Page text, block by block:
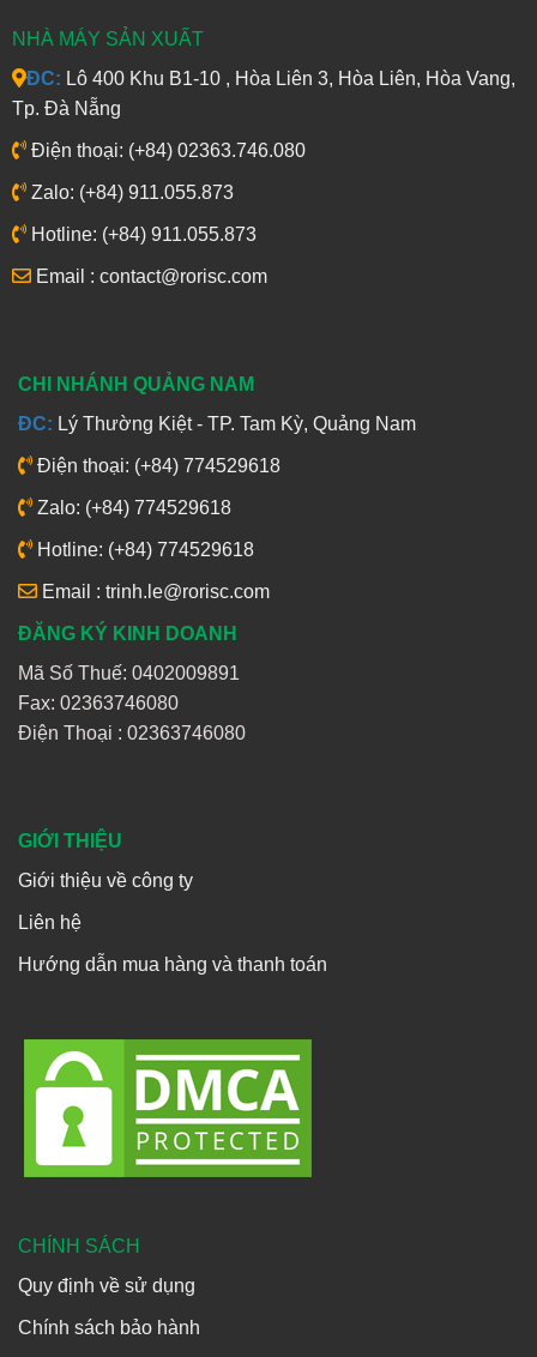
NHÀ MÁY SẢN XUẤT
ĐC: Lô 400 Khu B1-10 , Hòa Liên 3, Hòa Liên, Hòa Vang,
Tp. Đà Nẵng
Điện thoại: (+84) 02363.746.080
Zalo: (+84) 911.055.873
Hotline: (+84) 911.055.873
Email : contact@rorisc.com
CHI NHÁNH QUẢNG NAM
ĐC: Lý Thường Kiệt - TP. Tam Kỳ, Quảng Nam
Điện thoại: (+84) 774529618
Zalo: (+84) 774529618
Hotline: (+84) 774529618
Email : trinh.le@rorisc.com
ĐĂNG KÝ KINH DOANH
Mã Số Thuế: 0402009891
Fax: 02363746080
Điện Thoại : 02363746080
GIỚI THIỆU
Giới thiệu về công ty
Liên hệ
Hướng dẫn mua hàng và thanh toán
CHÍNH SÁCH
Quy định về sử dụng
Chính sách bảo hành